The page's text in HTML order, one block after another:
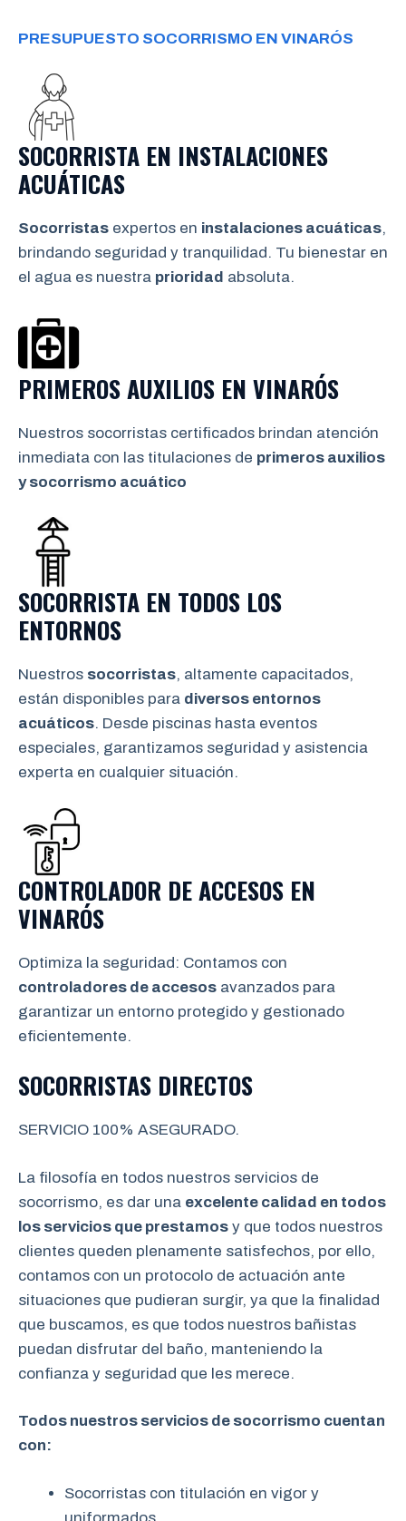
PRESUPUESTO SOCORRISMO EN VINARÓS
SOCORRISTA EN INSTALACIONES
ACUÁTICAS
Socorristas expertos en instalaciones acuáticas,
brindando seguridad y tranquilidad. Tu bienestar en
el agua es nuestra prioridad absoluta.
PRIMEROS AUXILIOS EN VINARÓS
Nuestros socorristas certificados brindan atención
inmediata con las titulaciones de primeros auxilios
y socorrismo acuático
SOCORRISTA EN TODOS LOS
ENTORNOS
Nuestros socorristas, altamente capacitados,
están disponibles para diversos entornos
acuáticos. Desde piscinas hasta eventos
especiales, garantizamos seguridad y asistencia
experta en cualquier situación.
CONTROLADOR DE ACCESOS EN
VINARÓS
Optimiza la seguridad: Contamos con
controladores de accesos avanzados para
garantizar un entorno protegido y gestionado
eficientemente.
SOCORRISTAS DIRECTOS
SERVICIO 100% ASEGURADO.
La filosofía en todos nuestros servicios de
socorrismo, es dar una excelente calidad en todos
los servicios que prestamos y que todos nuestros
clientes queden plenamente satisfechos, por ello,
contamos con un protocolo de actuación ante
situaciones que pudieran surgir, ya que la finalidad
que buscamos, es que todos nuestros bañistas
puedan disfrutar del baño, manteniendo la
confianza y seguridad que les merece.
Todos nuestros servicios de socorrismo cuentan
con:
Socorristas con titulación en vigor y
uniformados.